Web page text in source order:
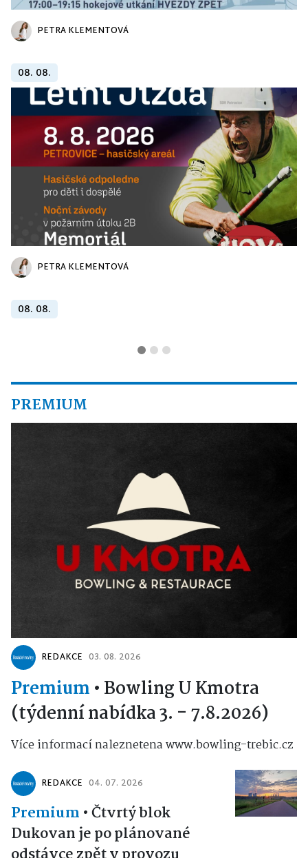
PETRA KLEMENTOVÁ
08. 08.
PETRA KLEMENTOVÁ
08. 08.
PREMIUM
REDAKCE 03. 08. 2026
Premium • Bowling U Kmotra
(týdenní nabídka 3. - 7.8.2026)
Více informací naleznetena www.bowling-trebic.cz
REDAKCE 04. 07. 2026
Premium •Čtvrtý blok
Dukovan je po plánované